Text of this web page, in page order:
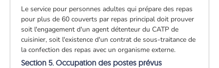
Le service pour personnes adultes qui prépare des repas
pour plus de 60 couverts par repas principal doit prouver
soit l'engagement d'un agent détenteur du CATP de
cuisinier, soit l'existence d'un contrat de sous-traitance de
la confection des repas avec un organisme externe.
Section 5. Occupation des postes prévus